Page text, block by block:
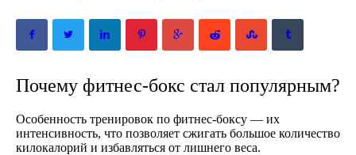
Почему фитнес-бокс стал популярным?
Особенность тренировок по фитнес-боксу — их
интенсивность, что позволяет сжигать большое количество
килокалорий и избавляться от лишнего веса.